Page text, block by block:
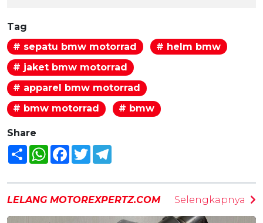
Tag
# sepatu bmw motorrad
# helm bmw
# jaket bmw motorrad
# apparel bmw motorrad
# bmw motorrad
# bmw
Share
Share WhatsAppFacebook
Twitter
LELANG MOTOREXPERTZ.COM Selengkapnya